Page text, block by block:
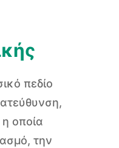
πεδίο
οποία
την